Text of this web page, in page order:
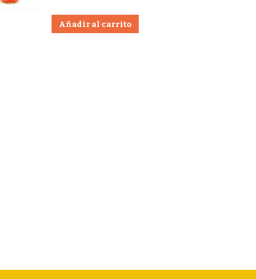
Añadir al carrito